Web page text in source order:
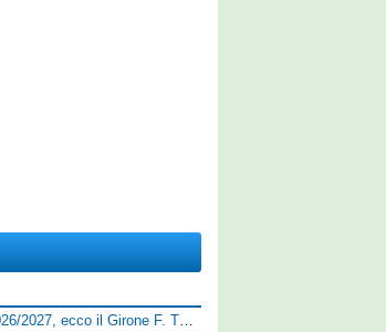
UFFICIALE: Serie D 2026/2027, ecco il Girone F. Tutte le squadre